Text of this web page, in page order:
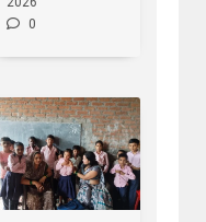
0